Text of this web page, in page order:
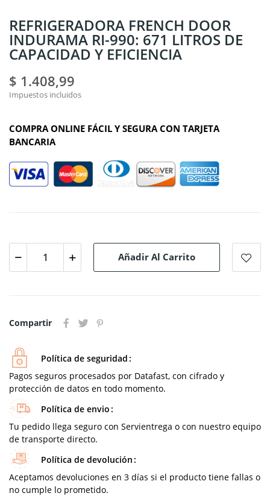
REFRIGERADORA FRENCH DOOR
INDURAMA RI-990: 671 LITROS DE
CAPACIDAD Y EFICIENCIA
$ 1.408,99
Impuestos incluidos
COMPRA ONLINE FÁCIL Y SEGURA CON TARJETA
BANCARIA
Añadir Al Carrito
Compartir
Política de seguridad
Pagos seguros procesados por Datafast, con cifrado y
protección de datos en todo momento.
Política de envio
Tu pedido llega seguro con Servientrega o con nuestro equipo
de transporte directo.
Política de devolución
Aceptamos devoluciones en 3 días si el producto tiene fallas o
no cumple lo prometido.